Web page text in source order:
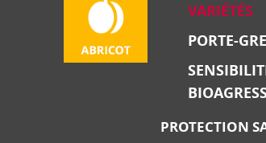
VARIÉTÉS
PORTE-
PROTECTION